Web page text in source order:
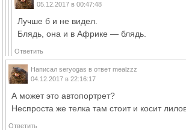
05.12.2017 в 00:47:48
Лучше б и не видел.
Блядь, она и в Африке — блядь.
Ответить
Написал seryogas в ответ mealzzz
04.12.2017 в 22:16:17
А может это автопортрет?
Неспроста же телка там стоит и косит
Ответить